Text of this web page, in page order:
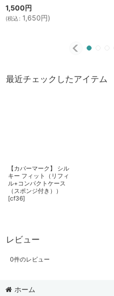
1,500円
(税込 : 1,650円)
最近チェックしたアイテム
【カバーマーク】 シル
キー フィット（リフィ
ル+コンパクトケース
（スポンジ付き））
[cf36]
レビュー
0件のレビュー
ホーム